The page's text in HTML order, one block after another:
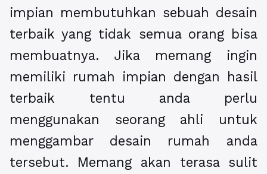
impian membutuhkan sebuah desain
terbaik yang tidak semua orang bisa
membuatnya. Jika memang ingin
memiliki rumah impian dengan hasil
terbaik tentu anda perlu
menggunakan seorang ahli untuk
menggambar desain rumah anda
tersebut. Memang akan terasa sulit